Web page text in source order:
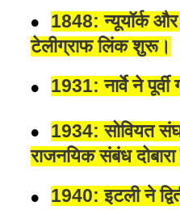
1848: न्यूयॉर्क और
टेलीग्राफ लिंक शुरू।
1931: नार्वे ने
1934: सोवियत
राजनयिक संबंध दोबारा
1940: इटली ने